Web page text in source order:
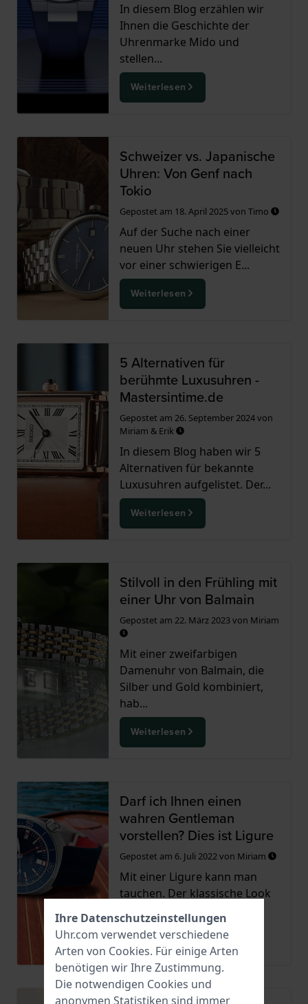
In diesem Blog erzählen wir
Ihnen die Geschichte der
Uhrenmarke Mido und
stellen...
Weiterlesen
Schweizer vs. Japanische
Uhren: Von Genf nach
Tokio
Gepostet am 18. April 2025von Timo
Auf der Suche nach einer
neuen Uhr stehen Sie vielleicht
vor einer schwierigen E...
Weiterlesen
5 Alternativen für
berühmte Luxusuhren -
Mastersintime.de
Gepostet am 26. September 2024von
Miriam & Erik
In diesem Blog haben wir 5
Alternativen für bekannte
Luxusuhren aufgelistet. Der...
Weiterlesen
Stilvoll in den Frühling mit
einer Uhr von Balmain
Gepostet am 22. März 2023von Miriam
Mit einer zweifarbigen
Damenuhr von Balmain, die
Silber und Gold kombiniert,
hab...
Weiterlesen
Darf ich Ihnen einen
wahren Gentleman
vorstellen? Dies ist Ligure
Gepostet am 6. Juli 2022von Miriam
Mit einer Ligure kann man
tauchen. Der klassische Look
Weiterlesen
Ihre Datenschutzeinstellungen
Uhr.com verwendet verschiedene
Arten von Cookies. Für einige Arten
benötigen wir Ihre Zustimmung.
Die notwendigen Cookies und
anonymen Statistiken sind immer